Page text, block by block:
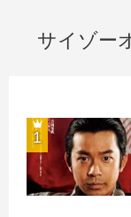
サイゾー
1